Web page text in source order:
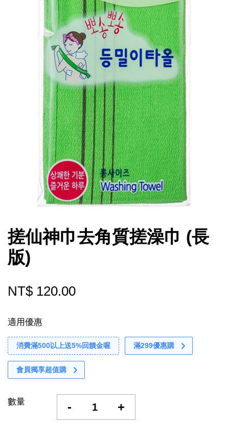
搓仙神巾去角質搓澡巾 (長
版)
NT$ 120.00
適用優惠
消費滿500以上送5%回饋金喔 滿299優惠購
會員獨享超值購
數量 - +